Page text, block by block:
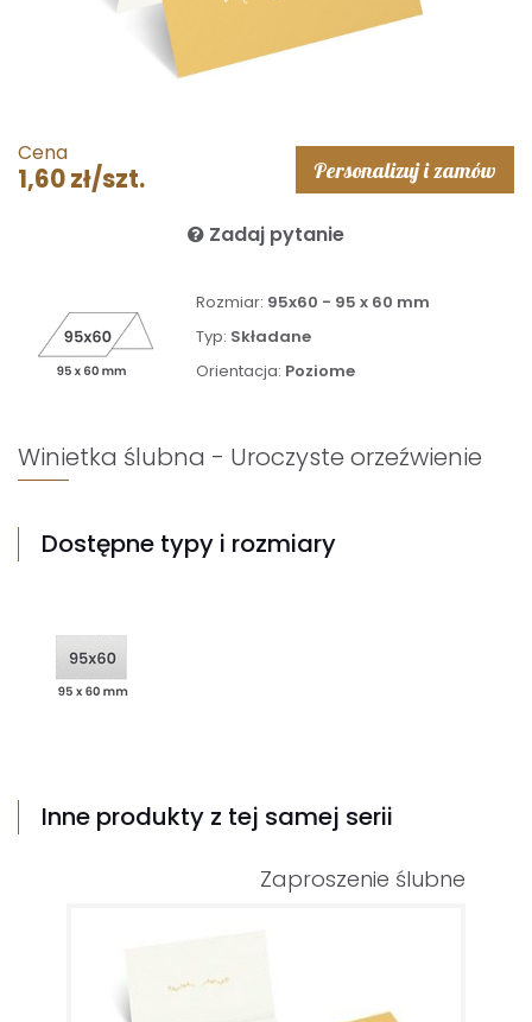
Cena
1,60 zł/szt. Personalizuj i zamów
Zadaj pytanie
Rozmiar: 95x60 - 95 x 60 mm
Typ: Składane
Orientacja: Poziome
Winietka ślubna - Uroczyste orzeźwienie
Dostępne typy i rozmiary
Inne produkty z tej samej serii
Zaproszenie ślubne